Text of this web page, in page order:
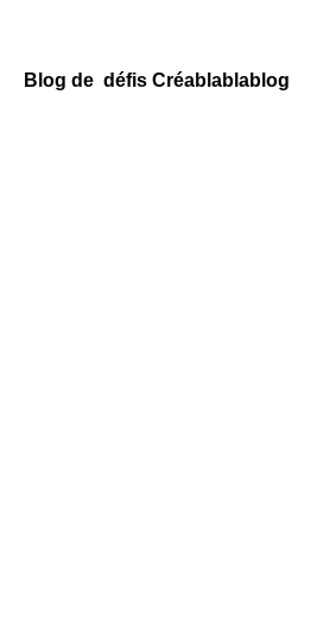
Blog de défis Créablablablog